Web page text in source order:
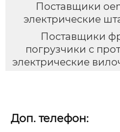
Поставщики
электрические
Поставщики
погрузчики с
электрические
Доп. телефон: